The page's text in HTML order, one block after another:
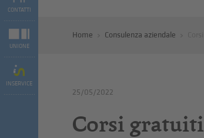
CONTATTI
UNIONE
INSERVICE
Home Consulenza aziendale
25/05/2022
Corsi gratuiti